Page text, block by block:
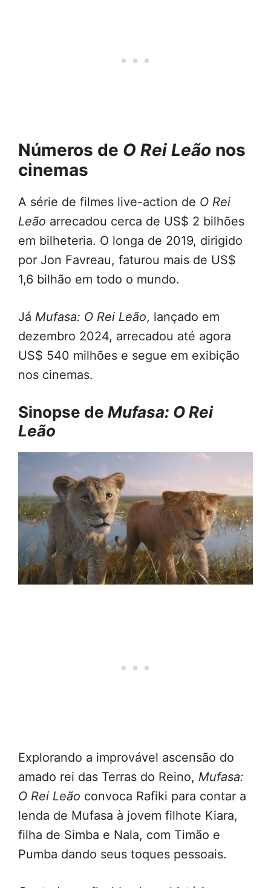
Números de O Rei Leão nos
cinemas
A série de filmes live-action de O Rei
Leão arrecadou cerca de US$ 2 bilhões
em bilheteria. O longa de 2019, dirigido
por Jon Favreau, faturou mais de US$
1,6 bilhão em todo o mundo.
Já Mufasa: O Rei Leão, lançado em
dezembro 2024, arrecadou até agora
US$ 540 milhões e segue em exibição
nos cinemas.
Sinopse de Mufasa: O Rei
Leão
Explorando a improvável ascensão do
amado rei das Terras do Reino, Mufasa:
O Rei Leão convoca Rafiki para contar a
lenda de Mufasa à jovem filhote Kiara,
filha de Simba e Nala, com Timão e
Pumba dando seus toques pessoais.